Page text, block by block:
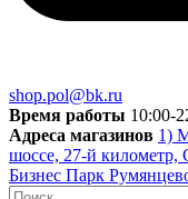
shop.pol@bk.ru
Время работы 10:00-
Адреса магазинов 1)
шоссе, 27-й километр,
Бизнес Парк